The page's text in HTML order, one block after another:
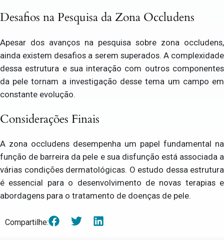
Desafios na Pesquisa da Zona Occludens
Apesar dos avanços na pesquisa sobre zona occludens,
ainda existem desafios a serem superados. A complexidade
dessa estrutura e sua interação com outros componentes
da pele tornam a investigação desse tema um campo em
constante evolução.
Considerações Finais
A zona occludens desempenha um papel fundamental na
função de barreira da pele e sua disfunção está associada a
várias condições dermatológicas. O estudo dessa estrutura
é essencial para o desenvolvimento de novas terapias e
abordagens para o tratamento de doenças de pele.
Compartilhe: